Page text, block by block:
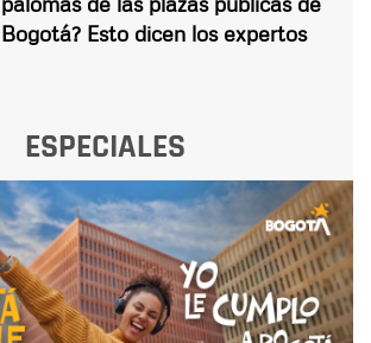
Bogotá? Esto dicen los expertos
ESPECIALES